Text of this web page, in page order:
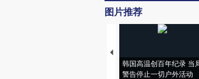
图片推荐
韩国高温创百年纪录 当
警告停止一切户外活动